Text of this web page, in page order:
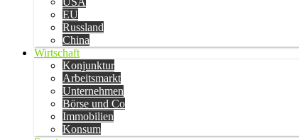
EU
Russland
China
Wirtschaft
Konjunktur
Arbeitsmarkt
Unternehmen
Börse und Co
Immobilien
Konsum